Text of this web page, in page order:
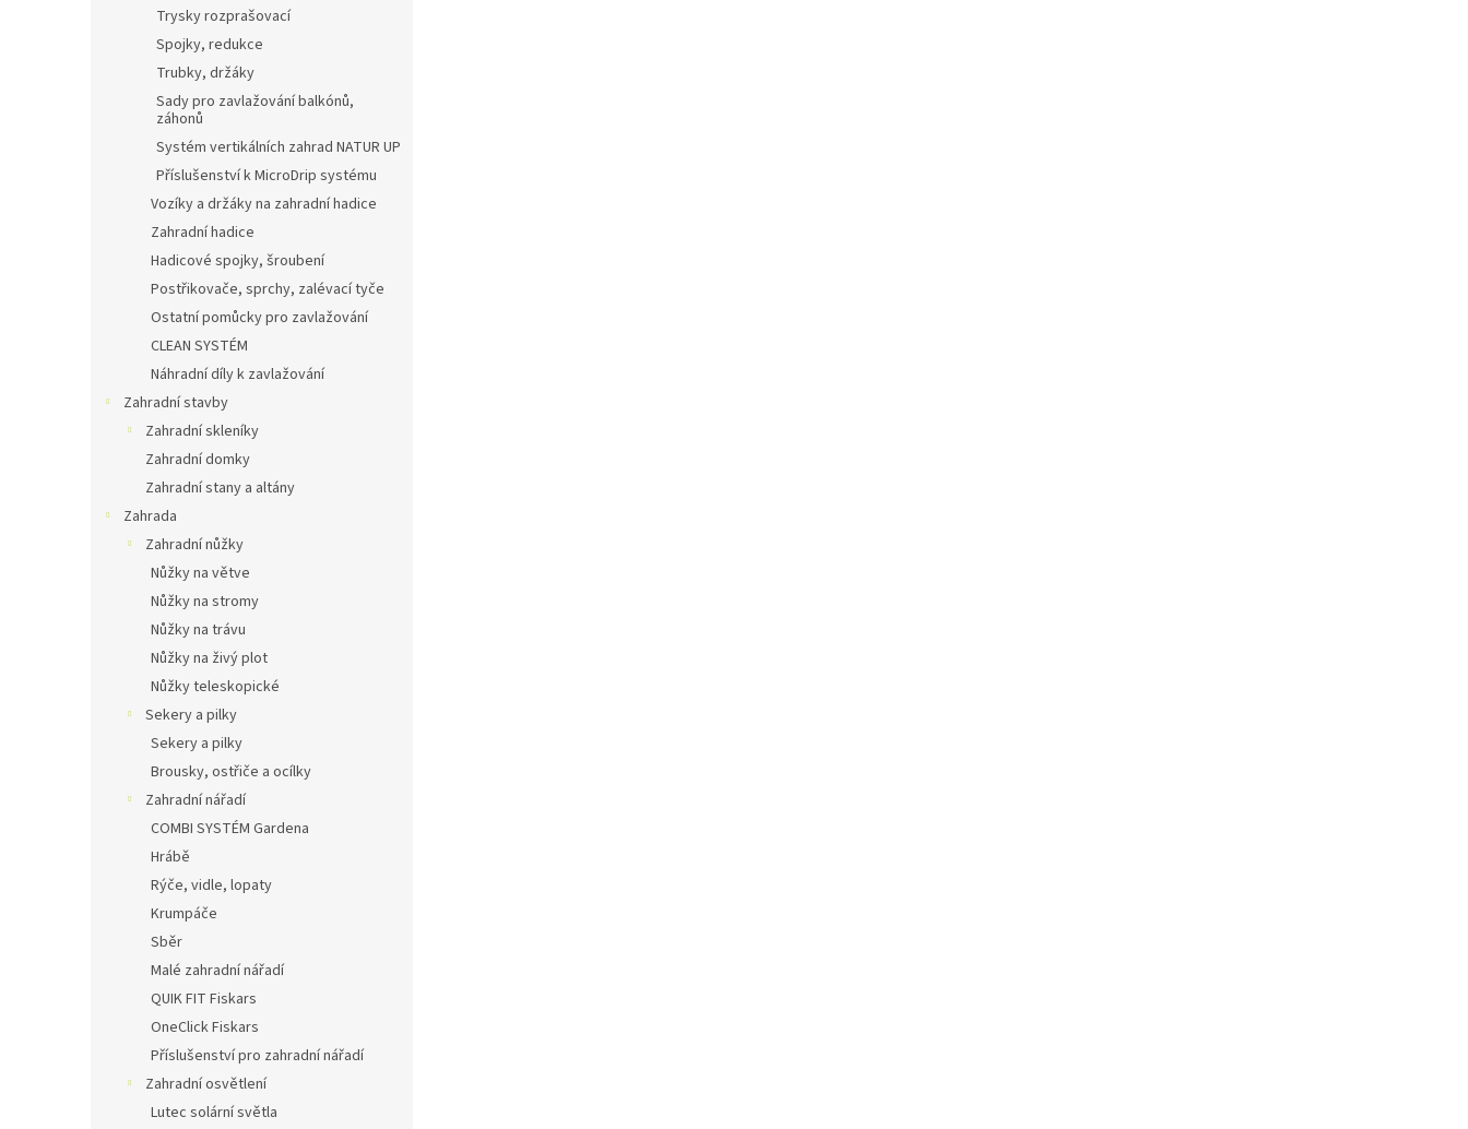
Trysky rozprašovací
Spojky, redukce
Trubky, držáky
Sady pro zavlažování balkónů,
záhonů
Systém vertikálních zahrad NATUR UP
Příslušenství k MicroDrip systému
Vozíky a držáky na zahradní hadice
Zahradní hadice
Hadicové spojky, šroubení
Postřikovače, sprchy, zalévací tyče
Ostatní pomůcky pro zavlažování
CLEAN SYSTÉM
Náhradní díly k zavlažování
Zahradní stavby
Zahradní skleníky
Zahradní domky
Zahradní stany a altány
Zahrada
Zahradní nůžky
Nůžky na větve
Nůžky na stromy
Nůžky na trávu
Nůžky na živý plot
Nůžky teleskopické
Sekery a pilky
Sekery a pilky
Brousky, ostřiče a ocílky
Zahradní nářadí
COMBI SYSTÉM Gardena
Hrábě
Rýče, vidle, lopaty
Krumpáče
Sběr
Malé zahradní nářadí
QUIK FIT Fiskars
OneClick Fiskars
Příslušenství pro zahradní nářadí
Zahradní osvětlení
Lutec solární světla